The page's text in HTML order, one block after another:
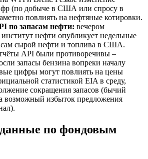
(по добыче в США или спросу в
повлиять на нефтяные котировки.
по запасам нефти: вечером
нефти опубликует недельные
сырой нефти и топлива в США.
API были противоречивы –
запасы бензина вопреки началу
цифры могут повлиять на цены
статистикой EIA в среду,
сокращения запасов (бычий
возможный избыток предложения
по фондовым